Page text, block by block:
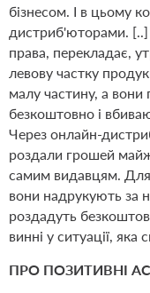
бізнесом. І в цьому
дистриб'юторами. [..]
права, перекладає,
левову частку
малу частину, а
безкоштовно і
Через онлайн-
роздали грошей
самим видавцям.
вони надрукують за
роздадуть
винні у ситуації, яка
ПРО ПОЗИТИВНІ